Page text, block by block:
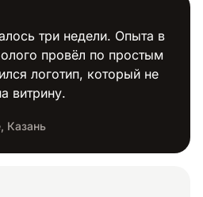
три недели. Опыта в
провёл по простым
логотип, который не
витрину.
Казань